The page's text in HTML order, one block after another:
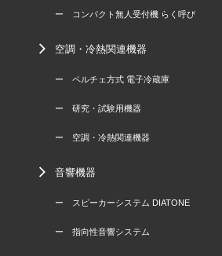
ー コンパクト無人受付機 らく呼び
空調・冷熱関連機器
ー ペルチェ方式 電子冷蔵庫
ー 研究・試験用機器
ー 空調・冷熱関連機器
音響機器
ー スピーカーシステム DIATONE
ー 指向性音響システム